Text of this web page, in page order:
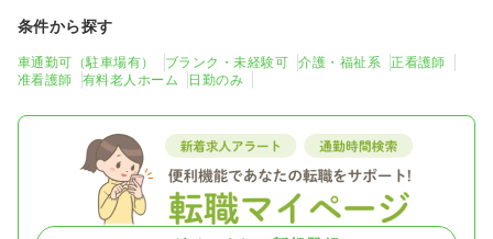
条件から探す
車通勤可（駐車場有） ブランク・未経験可 介護・福祉系
正看護師
准看護師
有料老人ホーム 日勤のみ